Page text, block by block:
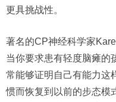
更具挑战性。
著名的CP神经科学家
当你要求患有轻度脑瘫的
常能够证明自己有能力这
惯而恢复到以前的步态模